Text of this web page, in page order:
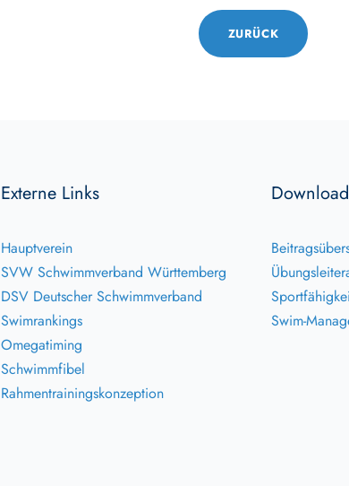
ZURÜCK
Externe Links
Hauptverein
SVW Schwimmverband Württemberg
DSV Deutscher Schwimmverband
Swimrankings
Omegatiming
Schwimmfibel
Rahmentrainingskonzeption
Swim-